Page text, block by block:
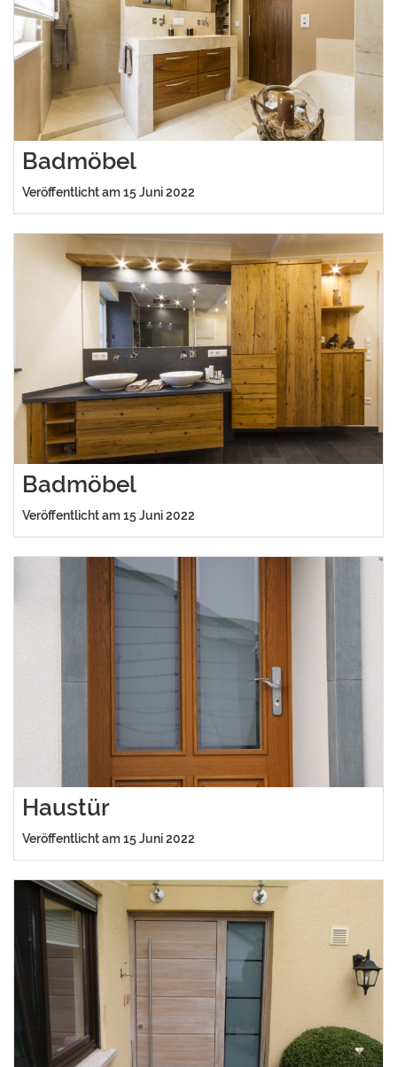
Badmöbel
Veröffentlicht am 15 Juni 2022
Badmöbel
Veröffentlicht am 15 Juni 2022
Haustür
Veröffentlicht am 15 Juni 2022